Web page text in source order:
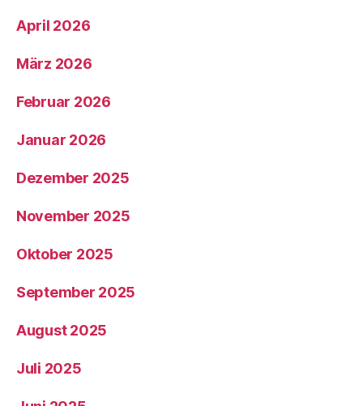
April 2026
März 2026
Februar 2026
Januar 2026
Dezember 2025
November 2025
Oktober 2025
September 2025
August 2025
Juli 2025